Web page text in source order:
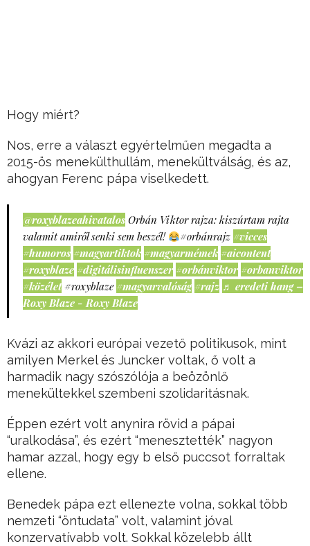
Hogy miért?
Nos, erre a választ egyértelműen megadta a
2015-ös menekülthullám, menekültválság, és az,
ahogyan Ferenc pápa viselkedett.
@roxyblazeahivatalos Orbán Viktor rajza: kiszúrtam rajta
valamit amiről senki sem beszél!
#orbánrajz #vicces
#humoros #magyartiktok #magyarmémek #aicontent
#roxyblaze #digitálisinfluenszer #orbánviktor #orbanviktor
#közélet #roxyblaze #magyarvalóság #rajz ♬ eredeti hang –
Roxy Blaze - Roxy Blaze
Kvázi az akkori európai vezető politikusok, mint
amilyen Merkel és Juncker voltak, ő volt a
harmadik nagy szószólója a beözönlő
menekültekkel szembeni szolidaritásnak.
Éppen ezért volt anynira rövid a pápai
“uralkodása”, és ezért “menesztették” nagyon
hamar azzal, hogy egy b első puccsot forraltak
ellene.
Benedek pápa ezt ellenezte volna, sokkal több
nemzeti “öntudata” volt, valamint jóval
konzervatívabb volt. Sokkal közelebb állt